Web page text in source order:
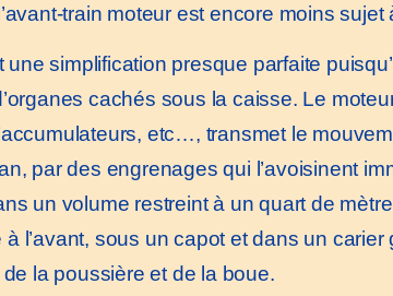
train moteur est encore moins sujet
simplification presque parfaite
cachés sous la caisse. Le
etc…, transmet le
par des engrenages qui l’avoisinent
un volume restreint à un quart de
l’avant, sous un capot et dans un carier
de la poussière et de la boue.